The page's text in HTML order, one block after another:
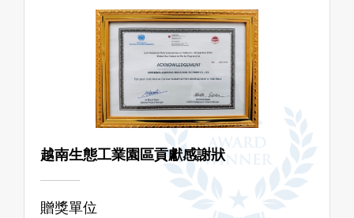
越南生態工業園區貢獻感謝狀
贈獎單位